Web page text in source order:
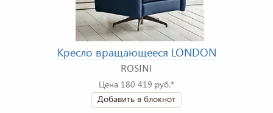
Кресло вращающееся LONDON
ROSINI
Цена 180 419 руб.*
Добавить в блокнот